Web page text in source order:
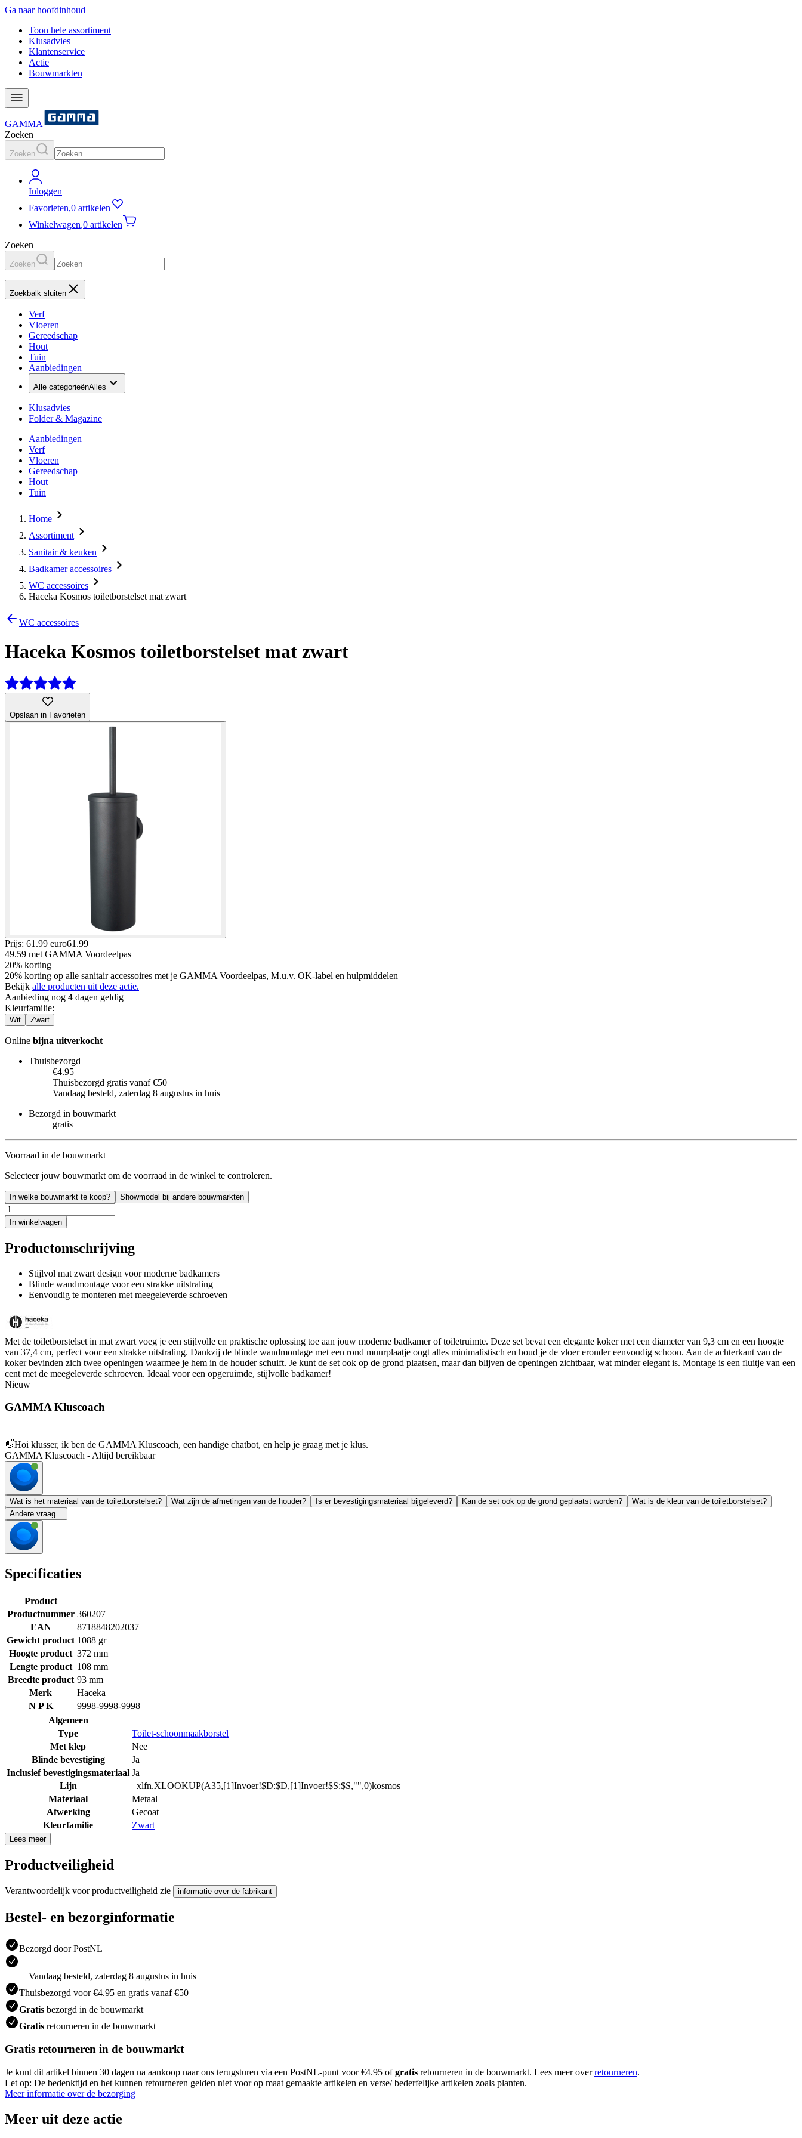
Ga naar hoofdinhoud
Toon hele assortiment
Klusadvies
Klantenservice
Actie
Bouwmarkten
GAMMA
Zoeken
Zoeken
Inloggen
Favorieten,0 artikelen
Winkelwagen,0 artikelen
Zoeken
Zoeken
Zoekbalk sluiten
Verf
Vloeren
Gereedschap
Hout
Tuin
Aanbiedingen
Alle categorieënAlles
Klusadvies
Folder & Magazine
Aanbiedingen
Verf
Vloeren
Gereedschap
Hout
Tuin
Home
Assortiment
Sanitair & keuken
Badkamer accessoires
WC accessoires
Haceka Kosmos toiletborstelset mat zwart
WC accessoires
Haceka Kosmos toiletborstelset mat zwart
Opslaan in Favorieten
Prijs: 61.99 euro61 .99
49.59 met GAMMA Voordeelpas
20% korting
20% korting op alle sanitair accessoires met je GAMMA Voordeelpas, M.u.v. OK-label en hulpmiddelen
Bekijk alle producten uit deze actie.
Aanbieding nog 4 dagen geldig
Kleurfamilie:
Wit Zwart
Online bijna uitverkocht
Thuisbezorgd
€4.95
Thuisbezorgd gratis vanaf €50
Vandaag besteld, zaterdag 8 augustus in huis
Bezorgd in bouwmarkt
gratis
Voorraad in de bouwmarkt
Selecteer jouw bouwmarkt om de voorraad in de winkel te controleren.
In welke bouwmarkt te koop? Showmodel bij andere bouwmarkten
In winkelwagen
Productomschrijving
Stijlvol mat zwart design voor moderne badkamers
Blinde wandmontage voor een strakke uitstraling
Eenvoudig te monteren met meegeleverde schroeven
Met de toiletborstelset in mat zwart voeg je een stijlvolle en praktische oplossing toe aan jouw moderne badkamer of toiletruimte. Deze set bevat een elegante koker met een diameter van 9,3 cm en een hoogte
van 37,4 cm, perfect voor een strakke uitstraling. Dankzij de blinde wandmontage met een rond muurplaatje oogt alles minimalistisch en houd je de vloer eronder eenvoudig schoon. Aan de achterkant van de
koker bevinden zich twee openingen waarmee je hem in de houder schuift. Je kunt de set ook op de grond plaatsen, maar dan blijven de openingen zichtbaar, wat minder elegant is. Montage is een fluitje van een
cent met de meegeleverde schroeven. Ideaal voor een opgeruimde, stijlvolle badkamer!
Nieuw
GAMMA Kluscoach
👋Hoi klusser, ik ben de GAMMA Kluscoach, een handige chatbot, en help je graag met je klus.
GAMMA Kluscoach - Altijd bereikbaar
Wat is het materiaal van de toiletborstelset? Wat zijn de afmetingen van de houder? Is er bevestigingsmateriaal bijgeleverd? Kan de set ook op de grond geplaatst worden?
Wat is de kleur van de toiletborstelset?
Andere vraag...
Specificaties
Product
Productnummer 360207
EAN
8718848202037
Gewicht product 1088 gr
Hoogte product 372 mm
Lengte product 108 mm
Breedte product 93 mm
Merk
Haceka
N P K
9998-9998-9998
Algemeen
Type
Toilet-schoonmaakborstel
Met klep
Nee
Blinde bevestiging
Ja
Inclusief bevestigingsmateriaal Ja
Lijn
_xlfn.XLOOKUP(A35,[1]Invoer!$D:$D,[1]Invoer!$S:$S,"",0)kosmos
Materiaal
Metaal
Afwerking
Gecoat
Kleurfamilie
Zwart
Lees meer
Productveiligheid
Verantwoordelijk voor productveiligheid zie informatie over de fabrikant
Bestel- en bezorginformatie
Bezorgd door PostNL
Vandaag besteld, zaterdag 8 augustus in huis
Thuisbezorgd voor €4.95 en gratis vanaf €50
Gratis bezorgd in de bouwmarkt
Gratis retourneren in de bouwmarkt
Gratis retourneren in de bouwmarkt
Je kunt dit artikel binnen 30 dagen na aankoop naar ons terugsturen via een PostNL-punt voor €4.95 ofgratis retourneren in de bouwmarkt. Lees meer overretourneren.
Let op: De bedenktijd en het kunnen retourneren gelden niet voor op maat gemaakte artikelen en verse/ bederfelijke artikelen zoals planten.
Meer informatie over de bezorging
Meer uit deze actie